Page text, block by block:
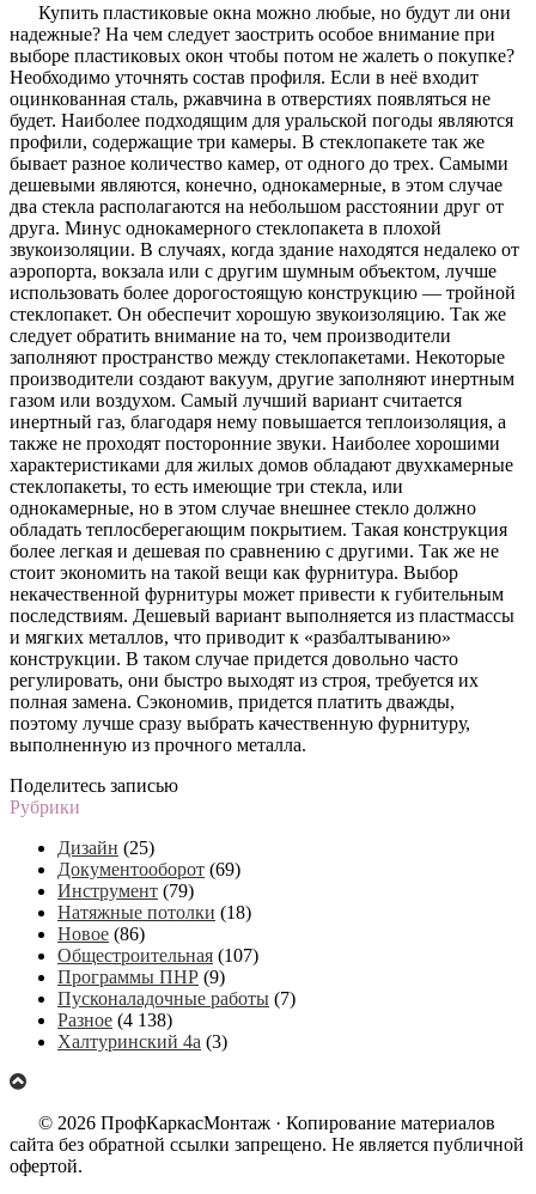
Купить пластиковые окна можно любые, но будут ли они
надежные? На чем следует заострить особое внимание при
выборе пластиковых окон чтобы потом не жалеть о покупке?
Необходимо уточнять состав профиля. Если в неё входит
оцинкованная сталь, ржавчина в отверстиях появляться не
будет. Наиболее подходящим для уральской погоды являются
профили, содержащие три камеры. В стеклопакете так же
бывает разное количество камер, от одного до трех. Самыми
дешевыми являются, конечно, однокамерные, в этом случае
два стекла располагаются на небольшом расстоянии друг от
друга. Минус однокамерного стеклопакета в плохой
звукоизоляции. В случаях, когда здание находятся недалеко от
аэропорта, вокзала или с другим шумным объектом, лучше
использовать более дорогостоящую конструкцию — тройной
стеклопакет. Он обеспечит хорошую звукоизоляцию. Так же
следует обратить внимание на то, чем производители
заполняют пространство между стеклопакетами. Некоторые
производители создают вакуум, другие заполняют инертным
газом или воздухом. Самый лучший вариант считается
инертный газ, благодаря нему повышается теплоизоляция, а
также не проходят посторонние звуки. Наиболее хорошими
характеристиками для жилых домов обладают двухкамерные
стеклопакеты, то есть имеющие три стекла, или
однокамерные, но в этом случае внешнее стекло должно
обладать теплосберегающим покрытием. Такая конструкция
более легкая и дешевая по сравнению с другими. Так же не
стоит экономить на такой вещи как фурнитура. Выбор
некачественной фурнитуры может привести к губительным
последствиям. Дешевый вариант выполняется из пластмассы
и мягких металлов, что приводит к «разбалтыванию»
конструкции. В таком случае придется довольно часто
регулировать, они быстро выходят из строя, требуется их
полная замена. Сэкономив, придется платить дважды,
поэтому лучше сразу выбрать качественную фурнитуру,
выполненную из прочного металла.
Поделитесь записью
Рубрики
Дизайн (25)
Документооборот (69)
Инструмент (79)
Натяжные потолки (18)
Новое (86)
Общестроительная (107)
Программы ПНР (9)
Пусконаладочные работы (7)
Разное (4 138)
Халтуринский 4а (3)
© 2026 ПрофКаркасМонтаж · Копирование материалов
сайта без обратной ссылки запрещено. Не является публичной
офертой.